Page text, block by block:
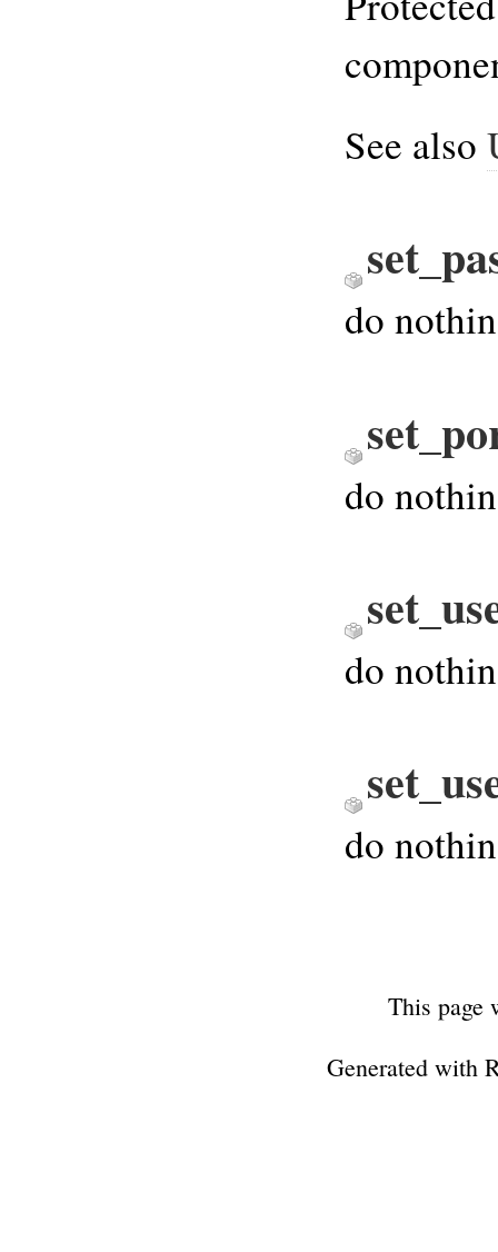
See also
do
do
do
do
This page
Generated with